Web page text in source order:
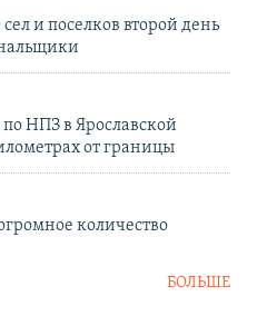
и поселков второй день
НПЗ в Ярославской
от границы
количество
БОЛЬШЕ